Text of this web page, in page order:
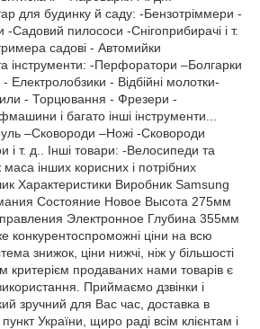
для будинку й саду: -Бензотріммери -
Садовий пилососи -Снігоприбирачі і т.
садові - Автомийки
інструменти: -Перфоратори –Болгарки
Електролобзики - Відбійні молотки-
- Торцювання - Фрезери -
і багато інші інструменти...
–Сковороди –Ножі -Сковороди
і т. д.. Інші товари: -Велосипеди та
інших корисних і потрібних
Характеристики Виробник Samsung
Состояние Новое Высота 275мм
Электронное Глубина 355мм
конкурентоспроможні ціни на всю
знижок, ціни нижчі, ніж у більшості
критерієм продаваних нами товарів є
використання. Приймаємо дзвінки і
зручний для Вас час, доставка в
України, щиро раді всім клієнтам і